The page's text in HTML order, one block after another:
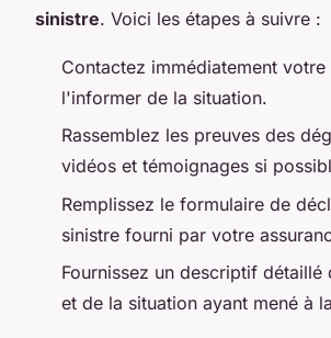
sinistre. Voici les étapes à suivre :
Contactez immédiatement
l'informer de la situation.
Rassemblez les preuves des
vidéos et témoignages si
Remplissez le formulaire de
sinistre fourni par votre
Fournissez un descriptif détaillé
et de la situation ayant mené à